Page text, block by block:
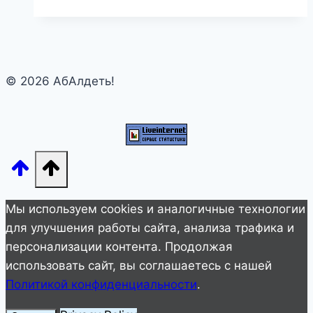
отеле.
Дороговато…
откройте
дверь
в
номер…!!!
© 2026 АбАлдеть!
Мы используем cookies и аналогичные технологии
для улучшения работы сайта, анализа трафика и
персонализации контента. Продолжая
использовать сайт, вы соглашаетесь с нашей
Политикой конфиденциальности.